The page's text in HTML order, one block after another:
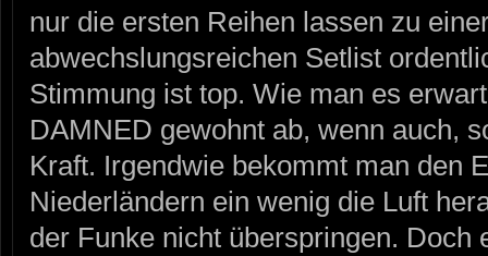
nur die ersten Reihen lassen zu
abwechslungsreichen Setlist
Stimmung ist top. Wie man es
DAMNED gewohnt ab, wenn auch,
Kraft. Irgendwie bekommt man den
Niederländern ein wenig die Luft
der Funke nicht überspringen. Doch